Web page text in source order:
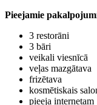
Pieejamie
3 restorāni
3 bāri
veikali viesnīcā
veļas mazgātava
frizētava
kosmētiskais
pieeja internetam